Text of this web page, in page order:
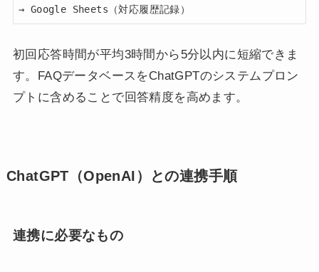
→ Google Sheets（対応履歴記録）
初回応答時間が平均3時間から5分以内に短縮できま
す。FAQデータベースをChatGPTのシステムプロン
プトに含めることで回答精度を高めます。
ChatGPT（OpenAI）との連携手順
連携に必要なもの